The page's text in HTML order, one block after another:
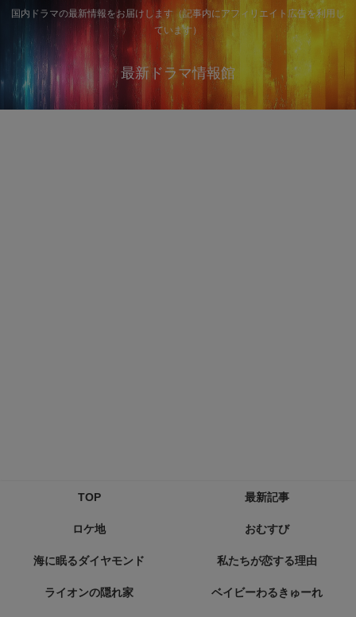
国内ドラマの最新情報をお届けします（記事内にアフィリエイト広告を利用し
ています）
最新ドラマ情報館
TOP 最新記事
ロケ地 おむすび
海に眠るダイヤモンド 私たちが恋する理由
ライオンの隠れ家 ベイビーわるきゅーれ